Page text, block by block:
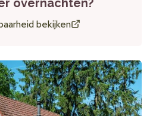
en kindvriendelijke
overnachten?
bekijken